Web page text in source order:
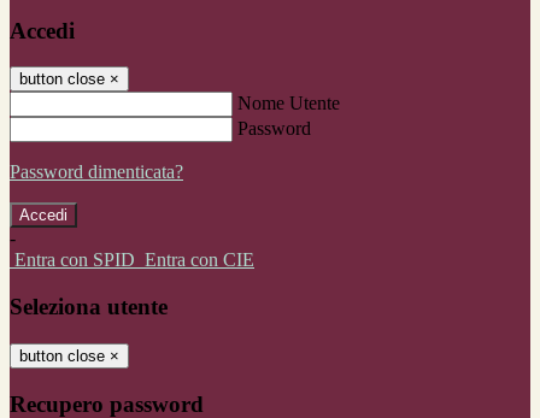
Accedi
button close ×
Nome Utente
Password
Password dimenticata?
-
Entra con SPID Entra con CIE
Seleziona utente
button close ×
Recupero password